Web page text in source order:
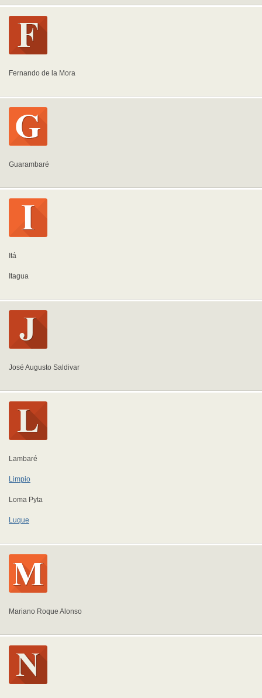
Fernando de la Mora
Guarambaré
Itá
Itagua
José Augusto Saldivar
Lambaré
Limpio
Loma Pyta
Luque
Mariano Roque Alonso